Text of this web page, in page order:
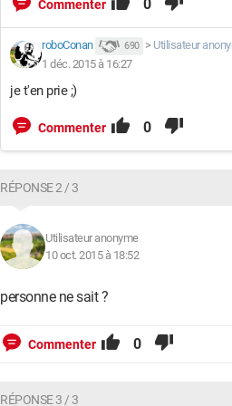
Commenter 0
roboConan 690 > Utilisateur
1 déc. 2015 à 16:27
je t'en prie ;)
Commenter 0
RÉPONSE 2 / 3
Utilisateur anonyme
10 oct. 2015 à 18:52
personne ne sait ?
Commenter 0
RÉPONSE 3 / 3